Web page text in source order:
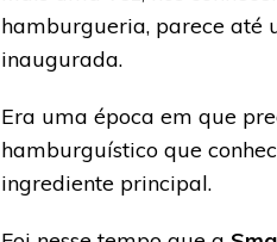
hamburgueria, parece até
inaugurada.
Era uma época em que
hamburguístico que
ingrediente principal.